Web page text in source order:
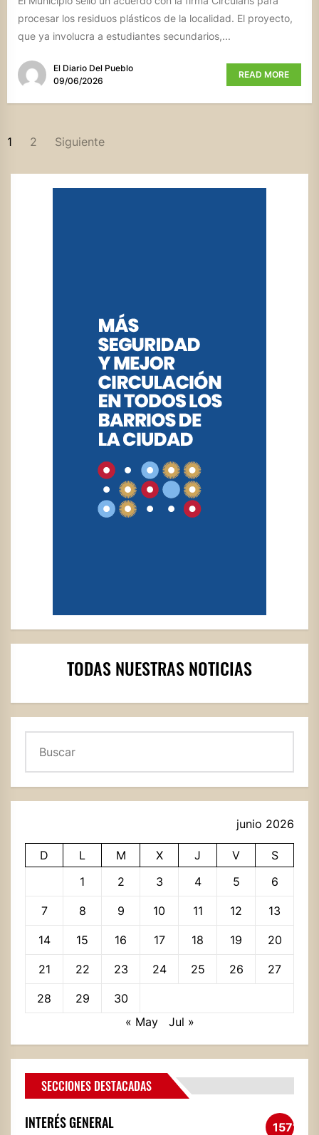
procesar los residuos plásticos de la localidad. El proyecto,
que ya involucra a estudiantes secundarios,...
El Diario Del Pueblo
09/06/2026
READ MORE
PAGINACIÓN
ENTRADAS
1 2 Siguiente
TODAS NUESTRAS NOTICIAS
junio 2026
D L M X J V
S
1
2 3 4 5 6
7 8 9 10 11 12 13
14 15 16 17 18 19 20
21 22 23 24 25 26 27
28 29
30
« May
Jul »
SECCIONES DESTACADAS
INTERÉS GENERAL 1571